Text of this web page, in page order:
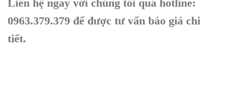
Liên hệ ngay với chúng tôi qua hotline:
0963.379.379 để được tư vấn báo giá chi
tiết.